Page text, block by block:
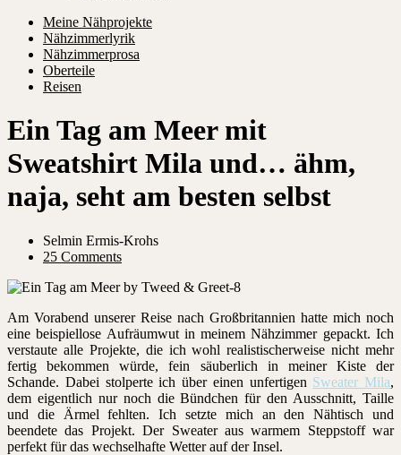
Meine Nähprojekte
Nähzimmerlyrik
Nähzimmerprosa
Oberteile
Reisen
Ein Tag am Meer mit
Sweatshirt Mila und… ähm,
naja, seht am besten selbst
Selmin Ermis-Krohs
25 Comments
Am Vorabend unserer Reise nach Großbritannien hatte mich noch
eine beispiellose Aufräumwut in meinem Nähzimmer gepackt. Ich
verstaute alle Projekte, die ich wohl realistischerweise nicht mehr
fertig bekommen würde, fein säuberlich in meiner Kiste der
Schande. Dabei stolperte ich über einen unfertigen Sweater Mila,
dem eigentlich nur noch die Bündchen für den Ausschnitt, Taille
und die Ärmel fehlten. Ich setzte mich an den Nähtisch und
beendete das Projekt. Der Sweater aus warmem Steppstoff war
perfekt für das wechselhafte Wetter auf der Insel.